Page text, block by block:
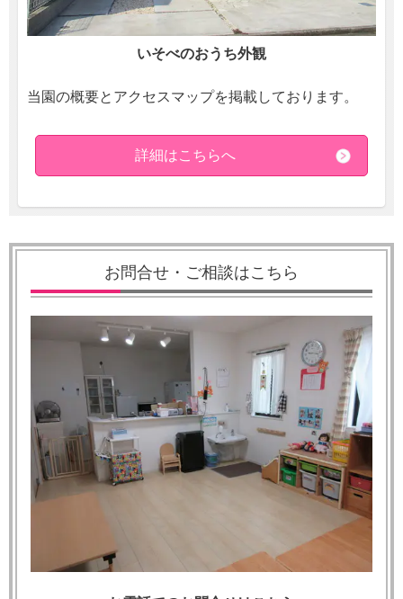
いそべのおうち外観
当園の概要とアクセスマップを掲載しております。
詳細はこちらへ
お問合せ・ご相談はこちら